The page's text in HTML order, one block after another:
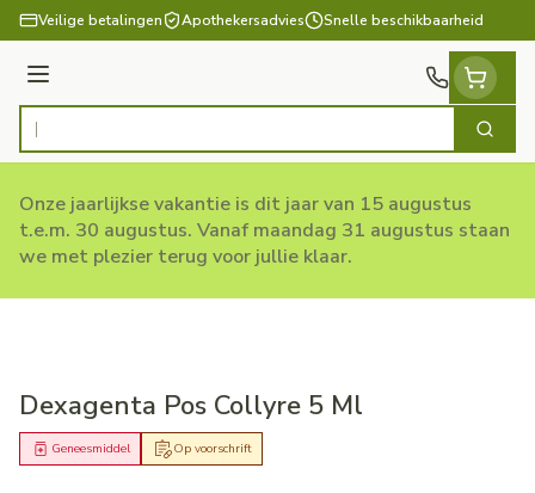
Ga naar de inhoud
Veilige betalingen Apothekersadvies Snelle beschikbaarheid
Menu
Product, merk, categorie... Zoek
Onze jaarlijkse vakantie is dit jaar van 15 augustus
t.e.m. 30 augustus. Vanaf maandag 31 augustus staan
we met plezier terug voor jullie klaar.
Dexagenta Pos Collyre 5 Ml
Op voorschrift
Geneesmiddel